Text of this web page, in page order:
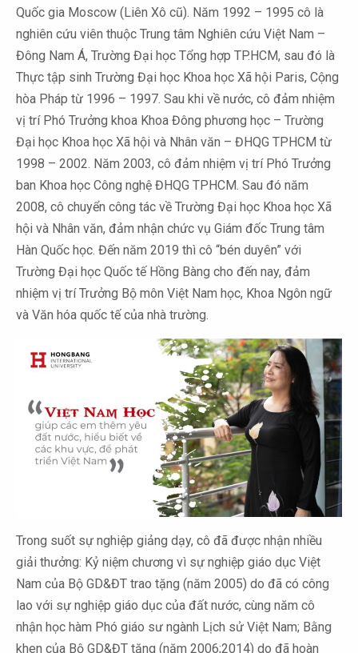
Quốc gia Moscow (Liên Xô cũ). Năm 1992 – 1995 cô là
nghiên cứu viên thuộc Trung tâm Nghiên cứu Việt Nam –
Đông Nam Á, Trường Đại học Tổng hợp TP.HCM, sau đó là
Thực tập sinh Trường Đại học Khoa học Xã hội Paris, Cộng
hòa Pháp từ 1996 – 1997. Sau khi về nước, cô đảm nhiệm
vị trí Phó Trưởng khoa Khoa Đông phương học – Trường
Đại học Khoa học Xã hội và Nhân văn – ĐHQG TPHCM từ
1998 – 2002. Năm 2003, cô đảm nhiệm vị trí Phó Trưởng
ban Khoa học Công nghệ ĐHQG TPHCM. Sau đó năm
2008, cô chuyển công tác về Trường Đại học Khoa học Xã
hội và Nhân văn, đảm nhận chức vụ Giám đốc Trung tâm
Hàn Quốc học. Đến năm 2019 thì cô “bén duyên” với
Trường Đại học Quốc tế Hồng Bàng cho đến nay, đảm
nhiệm vị trí Trưởng Bộ môn Việt Nam học, Khoa Ngôn ngữ
và Văn hóa quốc tế của nhà trường.
Trong suốt sự nghiệp giảng dạy, cô đã được nhận nhiều
giải thưởng: Kỷ niệm chương vì sự nghiệp giáo dục Việt
Nam của Bộ GD&ĐT trao tặng (năm 2005) do đã có công
lao với sự nghiệp giáo dục của đất nước, cùng năm cô
nhận học hàm Phó giáo sư ngành Lịch sử Việt Nam; Bằng
khen của Bộ GD&ĐT tặng (năm 2006;2014) do đã hoàn